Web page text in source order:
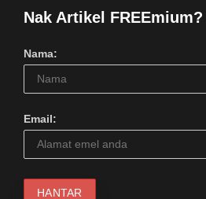
Nak Artikel FREEmium?
Nama:
Email: